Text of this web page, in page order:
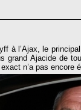
à l’Ajax, le
grand Ajacide de
n’a pas encore